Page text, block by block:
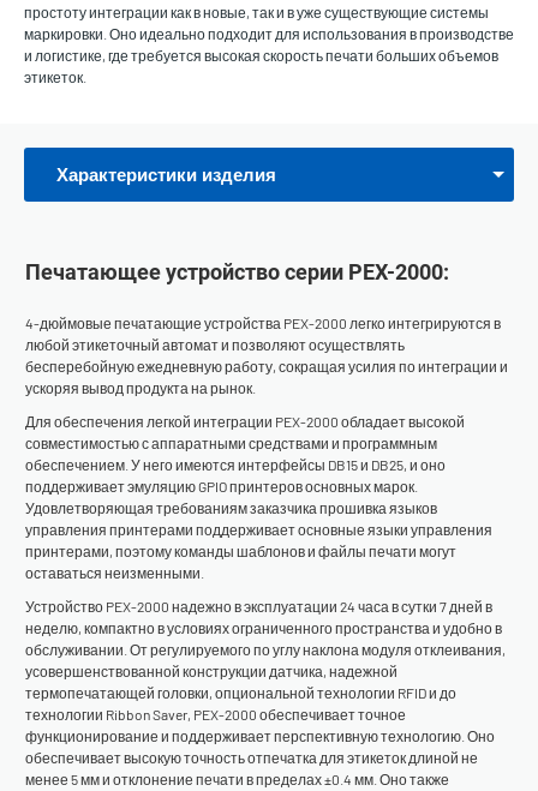
простоту интеграции как в новые, так и в уже существующие системы
маркировки. Оно идеально подходит для использования в производстве
и логистике, где требуется высокая скорость печати больших объемов
этикеток.
Характеристики изделия
Печатающее устройство серии PEX-2000:
4-дюймовые печатающие устройства PEX-2000 легко интегрируются в
любой этикеточный автомат и позволяют осуществлять
бесперебойную ежедневную работу, сокращая усилия по интеграции и
ускоряя вывод продукта на рынок.
Для обеспечения легкой интеграции PEX-2000 обладает высокой
совместимостью с аппаратными средствами и программным
обеспечением. У него имеются интерфейсы DB15 и DB25, и оно
поддерживает эмуляцию GPIO принтеров основных марок.
Удовлетворяющая требованиям заказчика прошивка языков
управления принтерами поддерживает основные языки управления
принтерами, поэтому команды шаблонов и файлы печати могут
оставаться неизменными.
Устройство PEX-2000 надежно в эксплуатации 24 часа в сутки 7 дней в
неделю, компактно в условиях ограниченного пространства и удобно в
обслуживании. От регулируемого по углу наклона модуля отклеивания,
усовершенствованной конструкции датчика, надежной
термопечатающей головки, опциональной технологии RFID и до
технологии Ribbon Saver, PEX-2000 обеспечивает точное
функционирование и поддерживает перспективную технологию. Оно
обеспечивает высокую точность отпечатка для этикеток длиной не
менее 5 мм и отклонение печати в пределах ±0.4 мм. Оно также